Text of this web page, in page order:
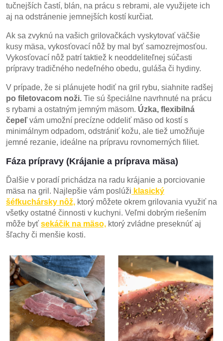
tučnejších častí, blán, na prácu s rebrami, ale využijete ich
aj na odstránenie jemnejších kostí kurčiat.
Ak sa zvyknú na vašich grilovačkách vyskytovať väčšie
kusy mäsa, vykosťovací nôž by mal byť samozrejmosťou.
Vykosťovací nôž patrí taktiež k neoddeliteľnej súčasti
prípravy tradičného nedeľného obedu, guláša či hydiny.
V prípade, že si plánujete hodiť na gril rybu, siahnite radšej
po filetovacom noži. Tie sú špeciálne navrhnuté na prácu
s rybami a ostatným jemným mäsom. Úzka, flexibilná
čepeľvám umožní precízne oddeliť mäso od kostí s
minimálnym odpadom, odstrániť kožu, ale tiež umožňuje
jemné rezanie, ideálne na prípravu rovnomerných filiet.
Fáza prípravy (Krájanie a príprava mäsa)
Ďalšie v poradí prichádza na radu krájanie a porciovanie
mäsa na gril. Najlepšie vám poslúži klasický
šéfkuchársky nôž, ktorý môžete okrem grilovania využiť na
všetky ostatné činnosti v kuchyni. Veľmi dobrým riešením
môže byť sekáčik na mäso, ktorý zvládne preseknúť aj
šľachy či menšie kosti.